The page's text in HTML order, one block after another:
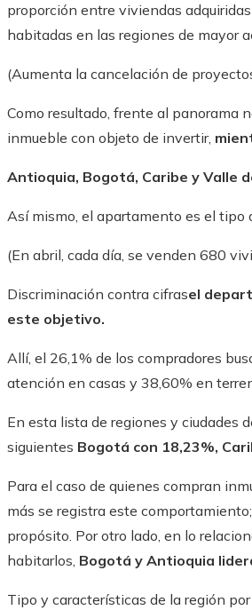
proporción entre viviendas
habitadas en las regiones de mayor
(Aumenta la cancelación de
Como resultado, frente al panorama
inmueble con objeto de invertir,
Antioquia, Bogotá, Caribe y Valle
Así mismo, el apartamento es el tipo
(En abril, cada día, se venden 680
Discriminación contra cifrasel
este objetivo.
Allí, el 26,1% de los compradores
atención en casas y 38,60% en
En esta lista de regiones y ciudades
siguientes Bogotá con 18,23%,
Para el caso de quienes compran
más se registra este
propósito. Por otro lado, en lo
habitarlos, Bogotá y Antioquia
Tipo y características de la región